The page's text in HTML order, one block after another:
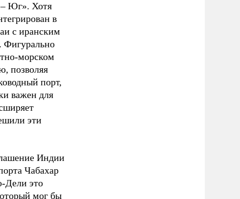
– Юг». Хотя
в
с иранским
Фигурально
морском
позволяя
порт,
важен для
эти
Индии
Чабахар
Дели это
мог бы